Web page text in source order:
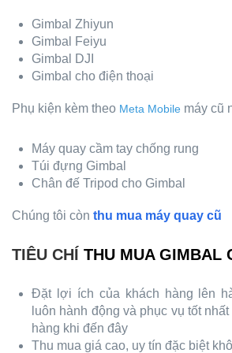
Gimbal Zhiyun
Gimbal Feiyu
Gimbal DJI
Gimbal cho điện thoại
Phụ kiện kèm theo Meta Mobile máy cũ
Máy quay cầm tay chống rung
Túi đựng Gimbal
Chân đế Tripod cho Gimbal
Chúng tôi còn thu mua máy quay cũ
TIÊU CHÍ THU MUA GIMBAL
Đặt lợi ích của khách hàng lên
luôn hành động và phục vụ tốt
hàng khi đến đây
Thu mua giá cao, uy tín đặc biệt